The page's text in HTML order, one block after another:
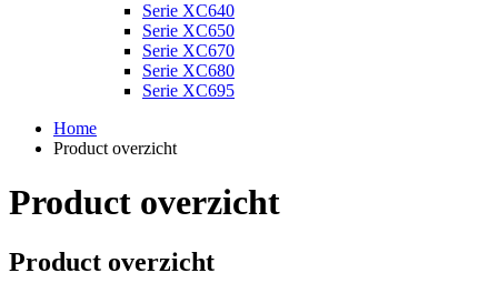
Serie XC640
Serie XC650
Serie XC670
Serie XC680
Serie XC695
Home
Product overzicht
Product overzicht
Product overzicht